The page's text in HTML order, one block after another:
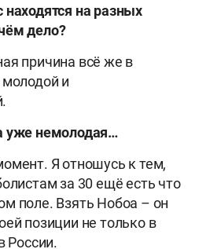
находятся на разных
дело?
причина всё же в
молодой и
уже немолодая…
Я отношусь к тем,
за 30 ещё есть что
поле. Взять Нобоа – он
позиции не только в
России.